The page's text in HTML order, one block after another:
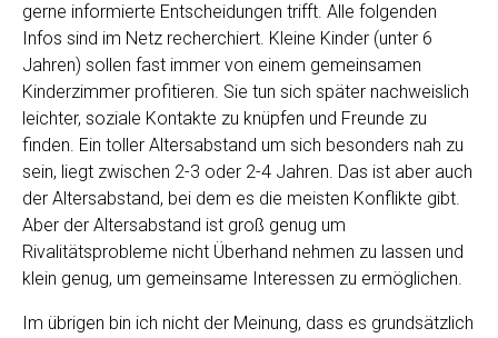
gerne informierte Entscheidungen trifft. Alle folgenden
Infos sind im Netz recherchiert. Kleine Kinder (unter 6
Jahren) sollen fast immer von einem gemeinsamen
Kinderzimmer profitieren. Sie tun sich später nachweislich
leichter, soziale Kontakte zu knüpfen und Freunde zu
finden. Ein toller Altersabstand um sich besonders nah zu
sein, liegt zwischen 2-3 oder 2-4 Jahren. Das ist aber auch
der Altersabstand, bei dem es die meisten Konflikte gibt.
Aber der Altersabstand ist groß genug um
Rivalitätsprobleme nicht Überhand nehmen zu lassen und
klein genug, um gemeinsame Interessen zu ermöglichen.
Im übrigen bin ich nicht der Meinung, dass es grundsätzlich